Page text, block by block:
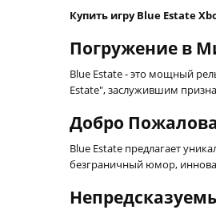
Купить игру Blue Estate
Погружение в
Blue Estate - это мощный
Estate", заслужившим
Добро
Blue Estate предлагает
безграничный юмор,